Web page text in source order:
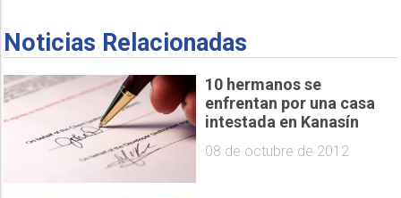
Noticias Relacionadas
10 hermanos se
enfrentan por una casa
intestada en Kanasín
08 de octubre de 2012